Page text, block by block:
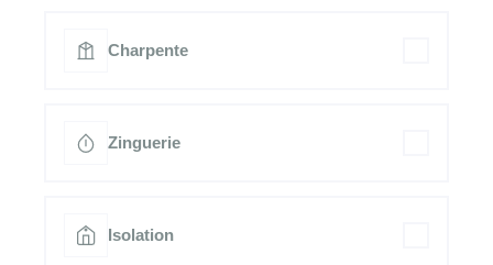
Charpente
Zinguerie
Isolation